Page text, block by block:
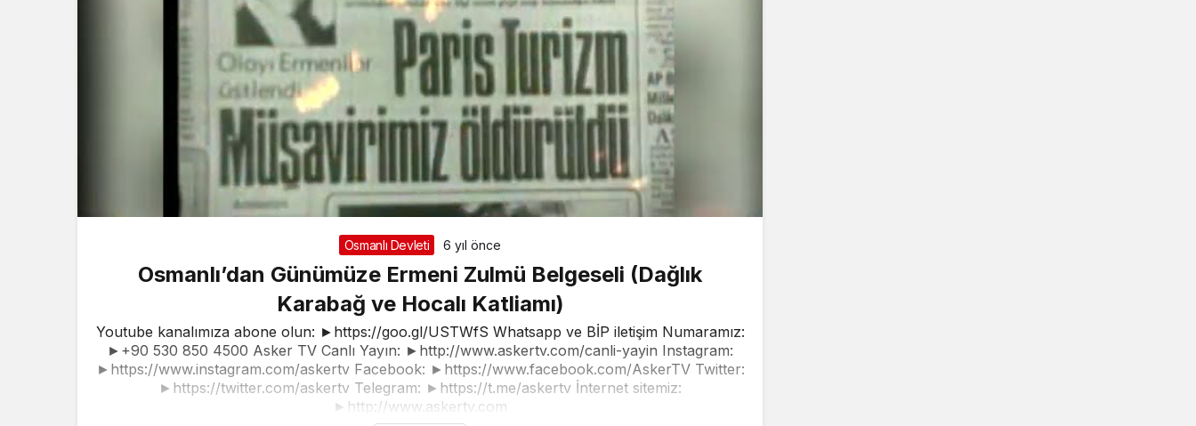
Osmanlı Devleti 6 yıl önce
Osmanlı’dan Günümüze Ermeni Zulmü Belgeseli (Dağlık
Karabağ ve Hocalı Katliamı)
Youtube kanalımıza abone olun: ►https://goo.gl/USTWfS Whatsapp ve BİP iletişim Numaramız:
►+90 530 850 4500 Asker TV Canlı Yayın: ►http://www.askertv.com/canli-yayin Instagram:
►https://www.instagram.com/askertv Facebook: ►https://www.facebook.com/AskerTV Twitter:
►https://twitter.com/askertv Telegram: ►https://t.me/askertv İnternet sitemiz:
►http://www.askertv.com